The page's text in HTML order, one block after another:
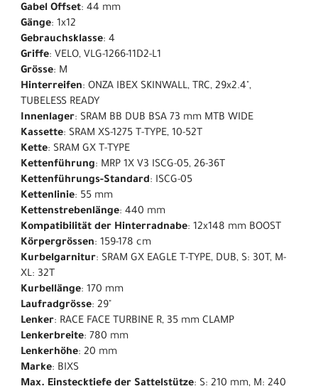
Gabel Offset: 44 mm
Gänge: 1x12
Gebrauchsklasse: 4
Griffe: VELO, VLG-1266-11D2-L1
Grösse: M
Hinterreifen: ONZA IBEX SKINWALL, TRC, 29x2.4",
TUBELESS READY
Innenlager: SRAM BB DUB BSA 73 mm MTB WIDE
Kassette: SRAM XS-1275 T-TYPE, 10-52T
Kette: SRAM GX T-TYPE
Kettenführung: MRP 1X V3 ISCG-05, 26-36T
Kettenführungs-Standard: ISCG-05
Kettenlinie: 55 mm
Kettenstrebenlänge: 440 mm
Kompatibilität der Hinterradnabe: 12x148 mm BOOST
Körpergrössen: 159-178 cm
Kurbelgarnitur: SRAM GX EAGLE T-TYPE, DUB, S: 30T, M-
XL: 32T
Kurbellänge: 170 mm
Laufradgrösse: 29"
Lenker: RACE FACE TURBINE R, 35 mm CLAMP
Lenkerbreite: 780 mm
Lenkerhöhe: 20 mm
Marke: BIXS
Max. Einstecktiefe der Sattelstütze: S: 210 mm, M: 240